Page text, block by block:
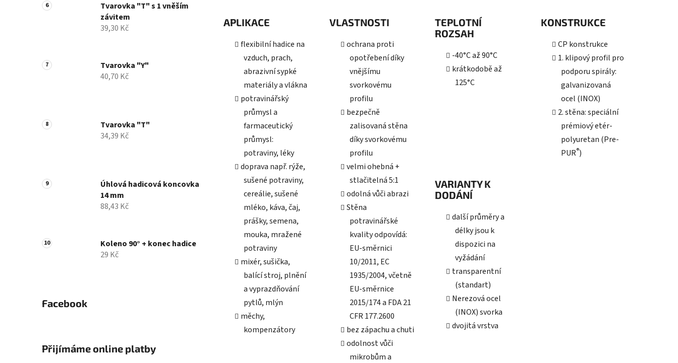
Tvarovka "T" s 1 vněším
závitem
39,30 Kč
Tvarovka "Y"
40,70 Kč
Tvarovka "T"
34,39 Kč
Úhlová hadicová koncovka
14 mm
88,43 Kč
Koleno 90° + konec hadice
29 Kč
Facebook
Přijímáme online platby
APLIKACE
flexibilní hadice na
vzduch, prach,
abrazivní sypké
materiály a vlákna
potravinářský
průmysl a
farmaceutický
průmysl:
potraviny, léky
doprava např. rýže,
sušené potraviny,
cereálie, sušené
mléko, káva, čaj,
prášky, semena,
mouka, mražené
potraviny
mixér, sušička,
balící stroj, plnění
a vyprazdňování
pytlů, mlýn
měchy,
kompenzátory
VLASTNOSTI
ochrana proti
opotřebení díky
vnějšímu
svorkovému
profilu
bezpečně
zalisovaná stěna
díky svorkovému
profilu
velmi ohebná +
stlačitelná 5:1
odolná vůči abrazi
Stěna
potravinářské
kvality odpovídá:
EU-směrnici
10/2011, EC
1935/2004, včetně
EU-směrnice
2015/174 a FDA 21
CFR 177.2600
bez zápachu a chuti
odolnost vůči
mikrobům a
TEPLOTNÍ
ROZSAH
-40°C až 90°C
krátkodobě až
125°C
KONSTRUKCE
CP konstrukce
1. klipový profil pro
podporu spirály:
galvanizovaná
ocel (INOX)
2. stěna: speciální
prémiový etér-
polyuretan (Pre-
PUR®)
VARIANTY K
DODÁNÍ
další průměry a
délky jsou k
dispozici na
vyžádání
transparentní
(standart)
Nerezová ocel
(INOX) svorka
dvojitá vrstva